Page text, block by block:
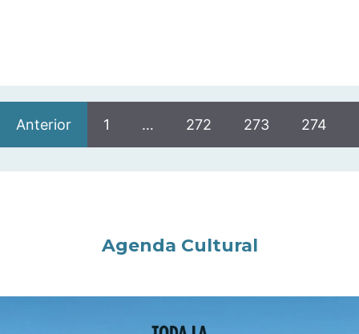
Anterior 1 … 272 273 274
Agenda Cultural